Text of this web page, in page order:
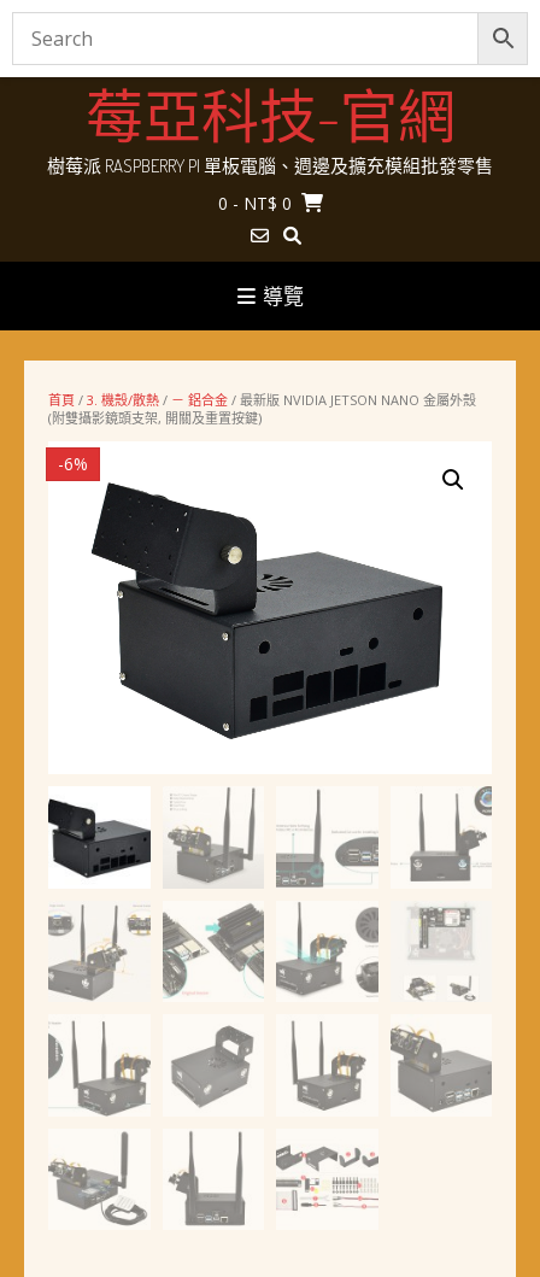
Skip
莓亞科技-官網
樹莓派 RASPBERRY PI 單板電腦、週邊及擴充模組批發零售
0 - NT$ 0
導覽
首頁 / 3. 機殼/散熱 / － 鋁合金 / 最新版 NVIDIA JETSON NANO 金屬外殼
(附雙攝影鏡頭支架, 開關及重置按鍵)
-6%